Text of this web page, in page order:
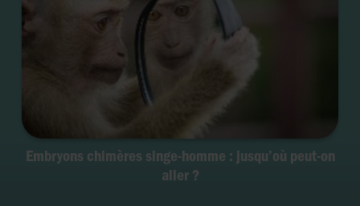
Embryons chimères singe-homme : jusqu’où peut-on
aller ?